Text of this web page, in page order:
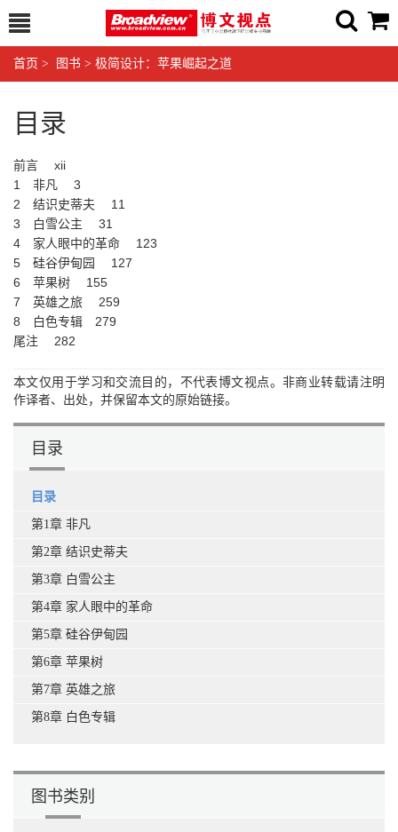
首页 > 图书 > 极简设计：苹果崛起之道
目录
前言 xii
1 非凡 3
2 结识史蒂夫 11
3 白雪公主 31
4 家人眼中的革命 123
5 硅谷伊甸园 127
6 苹果树 155
7 英雄之旅 259
8 白色专辑 279
尾注 282
本文仅用于学习和交流目的，不代表博文视点。非商业转载请注明
作译者、出处，并保留本文的原始链接。
目录
目录
第1章 非凡
第2章 结识史蒂夫
第3章 白雪公主
第4章 家人眼中的革命
第5章 硅谷伊甸园
第6章 苹果树
第7章 英雄之旅
第8章 白色专辑
图书类别